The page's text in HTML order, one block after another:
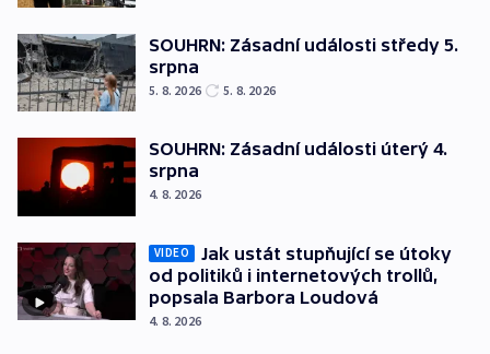
SOUHRN: Zásadní události středy 5.
srpna
5. 8. 2026 5. 8. 2026
SOUHRN: Zásadní události úterý 4.
srpna
4. 8. 2026
VIDEO
Jak ustát stupňující se útoky
od politiků i internetových trollů,
popsala Barbora Loudová
4. 8. 2026